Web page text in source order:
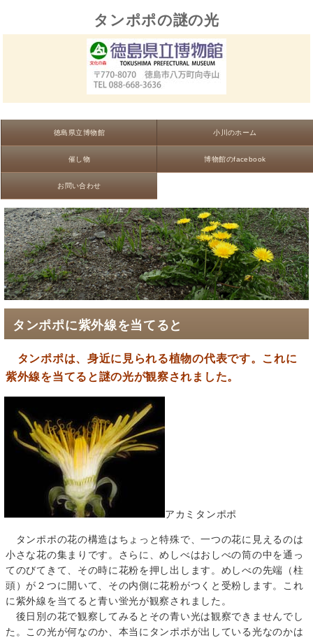
タンポポの謎の光
徳島県立博物館 小川のホーム
催し物 博物館のfacebook
お問い合わせ
タンポポに紫外線を当てると
タンポポは、身近に見られる植物の代表です。これに
紫外線を当てると謎の光が観察されました。
アカミタンポポ
タンポポの花の構造はちょっと特殊で、一つの花に見えるのは
小さな花の集まりです。さらに、めしべはおしべの筒の中を通っ
てのびてきて、その時に花粉を押し出します。めしべの先端（柱
頭）が２つに開いて、その内側に花粉がつくと受粉します。これ
に紫外線を当てると青い蛍光が観察されました。
後日別の花で観察してみるとその青い光は観察できませんでし
た。この光が何なのか、本当にタンポポが出している光なのかは